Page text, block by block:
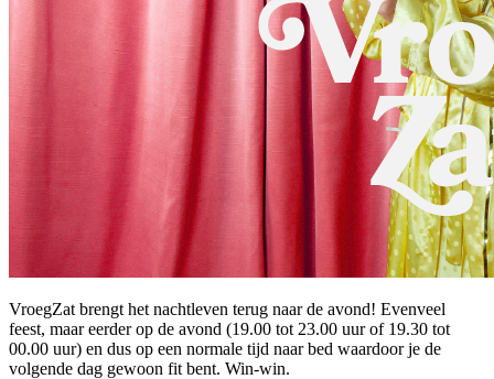
VroegZat brengt het nachtleven terug naar de avond! Evenveel
feest, maar eerder op de avond (19.00 tot 23.00 uur of 19.30 tot
00.00 uur) en dus op een normale tijd naar bed waardoor je de
volgende dag gewoon fit bent. Win-win.